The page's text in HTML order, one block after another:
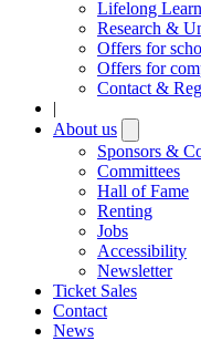
Lifelong
Research &
Offers for
Offers for
Contact &
|
About us
submenu
Sponsors &
Committees
Hall of Fame
Renting
Jobs
Accessibility
Newsletter
Ticket Sales
Contact
News